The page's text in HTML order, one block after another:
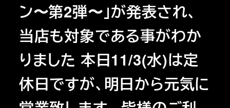
ン〜第2弾〜」が発表され、
当店も対象である事がわか
りました 本日11/3(水)は定
休日ですが、明日から元気に